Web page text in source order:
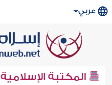
عربي
المكتبة الإسلامية